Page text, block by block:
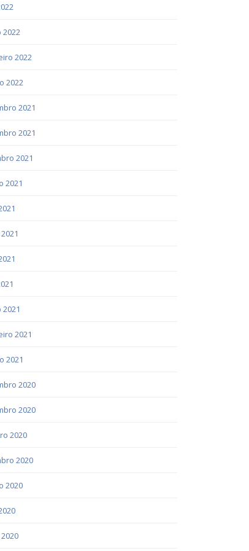
2022
2022
2022
2021
2021
2021
2021
2021
2021
2020
2020
2020
2020
2020